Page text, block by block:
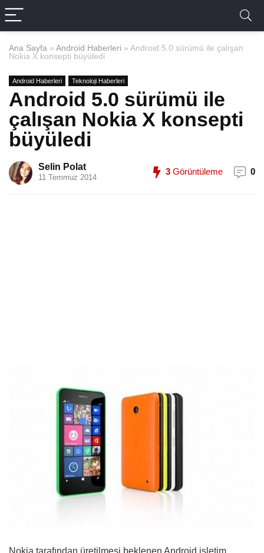
Ana Sayfa » Android Haberleri » Android 5.0 sürümü ile çalışan
Nokia X konsepti büyüledi
Android Haberleri Teknoloji Haberleri
Android 5.0 sürümü ile
çalışan Nokia X konsepti
büyüledi
Selin Polat
11 Temmuz 2014
3 Görüntüleme 0
Nokia tarafından üretilmesi beklenen Android işletim